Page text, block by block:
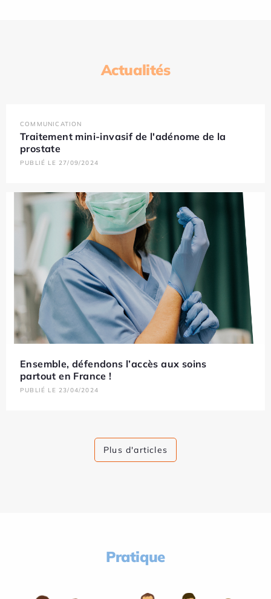
Actualités
COMMUNICATION
Traitement mini-invasif de l'adénome de la
prostate
PUBLIÉ LE 27/09/2024
Ensemble, défendons l’accès aux soins
partout en France !
PUBLIÉ LE 23/04/2024
Plus d'articles
Pratique